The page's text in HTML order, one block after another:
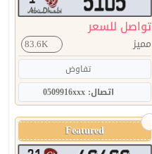
تواصل للسعر
مميز 83.6K
تفاوض
اتصال: 0509916xxx
Featured